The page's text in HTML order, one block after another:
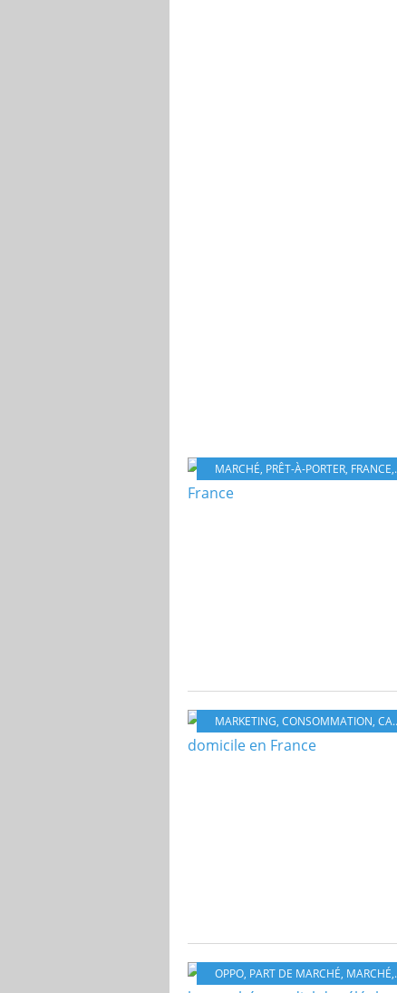
MARCHÉ, PRÊT-À-PORTER, FRANCE,
MARKETING, CONSOMMATION, CAFÉ
OPPO, PART DE MARCHÉ, MARCHÉ,